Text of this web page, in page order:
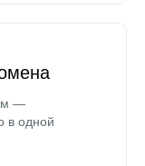
—
в одной